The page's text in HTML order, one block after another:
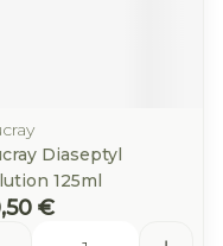
Diaseptyl
125ml
€